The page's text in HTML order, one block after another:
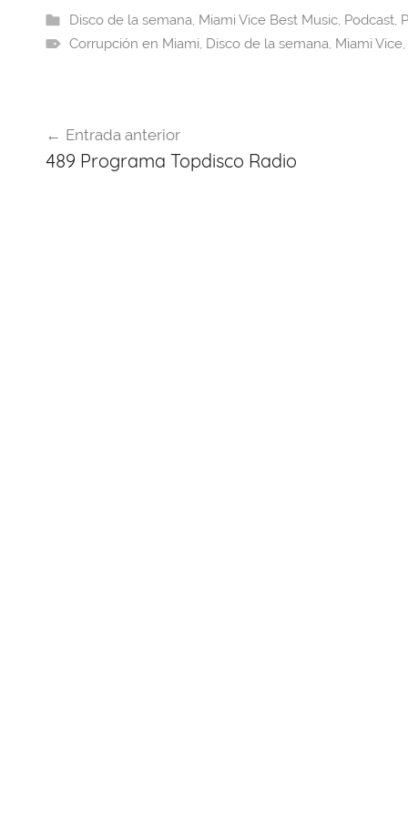
e
b
k
a
d
s
A
e
st
gr
a
er
Disco de la semana, Miami Vice Best Music, Podcast,
Corrupción en Miami, Disco de la semana, Miami Vice,
de
entradas
Entrada anterior
489 Programa Topdisco Radio